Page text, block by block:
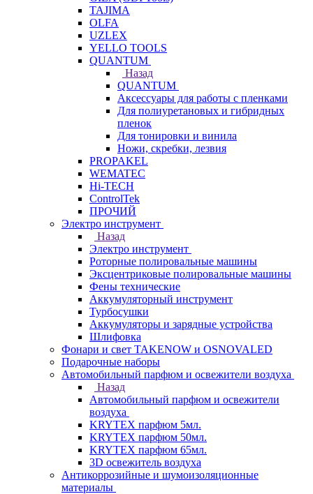
TAJIMA
OLFA
UZLEX
YELLO TOOLS
QUANTUM
Назад
QUANTUM
Аксессуары для работы с пленками
Для полиуретановых и гибридных
пленок
Для тонировки и винила
Ножи, скребки, лезвия
PROPAKEL
WEMATEC
Hi-TECH
ControlTek
ПРОЧИЙ
Электро инструмент
Назад
Электро инструмент
Роторные полировальные машины
Эксцентриковые полировальные машины
Фены технические
Аккумуляторный инструмент
Турбосушки
Аккумуляторы и зарядные устройства
Шлифовка
Фонари и свет TAKENOW и OSNOVALED
Подарочные наборы
Автомобильный парфюм и освежители воздуха
Назад
Автомобильный парфюм и освежители
воздуха
KRYTEX парфюм 5мл.
KRYTEX парфюм 50мл.
KRYTEX парфюм 65мл.
3D освежитель воздуха
Антикоррозийные и шумоизоляционные
материалы